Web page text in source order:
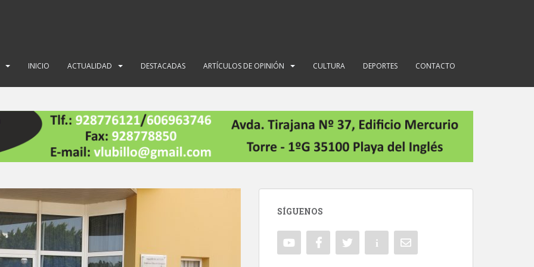
INICIO ACTUALIDAD DESTACADAS ARTÍCULOS DE OPINIÓN CULTURA DEPORTES CONTACTO
SÍGUENOS